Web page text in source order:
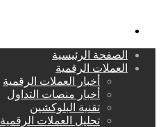
الصفحة الرئيسية
العملات الرقمية
أخبار العملات الرقمية
أخبار منصات التداول
تقنية البلوكشين
تحليل العملات الرقمية